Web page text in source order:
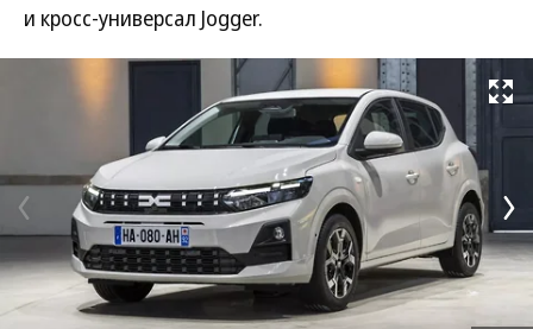
и кросс-универсал Jogger.
Развернуть